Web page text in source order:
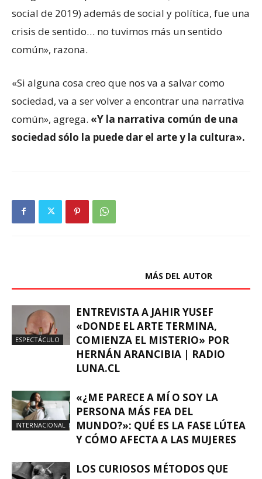
social de 2019) además de social y política, fue una
crisis de sentido… no tuvimos más un sentido
común», razona.
«Si alguna cosa creo que nos va a salvar como
sociedad, va a ser volver a encontrar una narrativa
común», agrega. «Y la narrativa común de una
sociedad sólo la puede dar el arte y la cultura».
MÁS DEL AUTOR
ESPECTÁCULO
ENTREVISTA A JAHIR YUSEF
«DONDE EL ARTE TERMINA,
COMIENZA EL MISTERIO» POR
HERNÁN ARANCIBIA | RADIO
LUNA.CL
INTERNACIONAL
«¿ME PARECE A MÍ O SOY LA
PERSONA MÁS FEA DEL
MUNDO?»: QUÉ ES LA FASE LÚTEA
Y CÓMO AFECTA A LAS MUJERES
LOS CURIOSOS MÉTODOS QUE